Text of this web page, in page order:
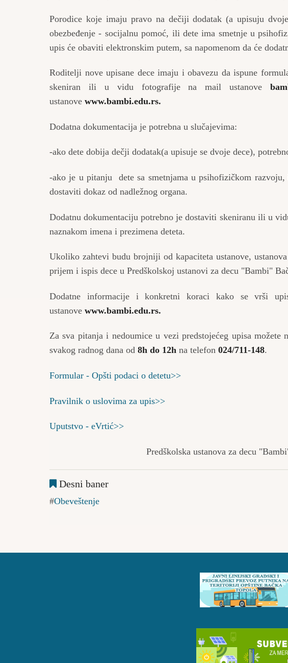
Porodice koje imaju pravo na dečiji dodatak (a upisuju
obezbeđenje - socijalnu pomoć, ili dete ima smetnje u
upis će obaviti elektronskim putem, sa napomenom da će
Roditelji nove upisane dece imaju i obavezu da ispune
skeniran ili u vidu fotografije na mail ustanove
ustanove www.bambi.edu.rs.
Dodatna dokumentacija je potrebna u slučajevima:
-ako dete dobija dečji dodatak(a upisuje se dvoje dece),
-ako je u pitanju dete sa smetnjama u psihofizičkom
dostaviti dokaz od nadležnog organa.
Dodatnu dokumentaciju potrebno je dostaviti skeniranu ili u
naznakom imena i prezimena deteta.
Ukoliko zahtevi budu brojniji od kapaciteta ustanove,
prijem i ispis dece u Predškolskoj ustanovi za decu "Bambi"
Dodatne informacije i konkretni koraci kako se vrši
ustanove www.bambi.edu.rs.
Za sva pitanja i nedoumice u vezi predstojećeg upisa možete
svakog radnog dana od 8h do 12h na telefon 024/711-148.
Formular - Opšti podaci o detetu>>
Pravilnik o uslovima za upis>>
Uputstvo - eVrtić>>
Predškolska ustanova za decu "Bambi"
Desni baner
Obeveštenje